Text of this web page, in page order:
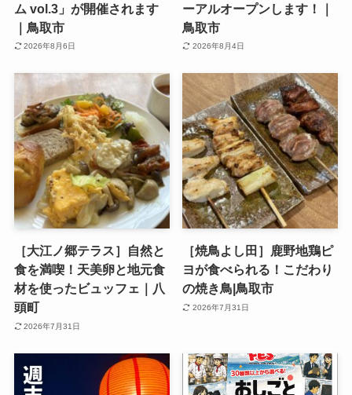
ム vol.3」が開催されます
｜鳥取市
2026年8月6日
ーアルオープンします！｜
鳥取市
2026年8月4日
［大江ノ郷テラス］自然と
食を満喫！天美卵と地元食
材を使ったビュッフェ｜八
頭町
2026年7月31日
［焼鳥よし田］鹿野地鶏ピ
ヨが食べられる！こだわり
の焼き鳥|鳥取市
2026年7月31日